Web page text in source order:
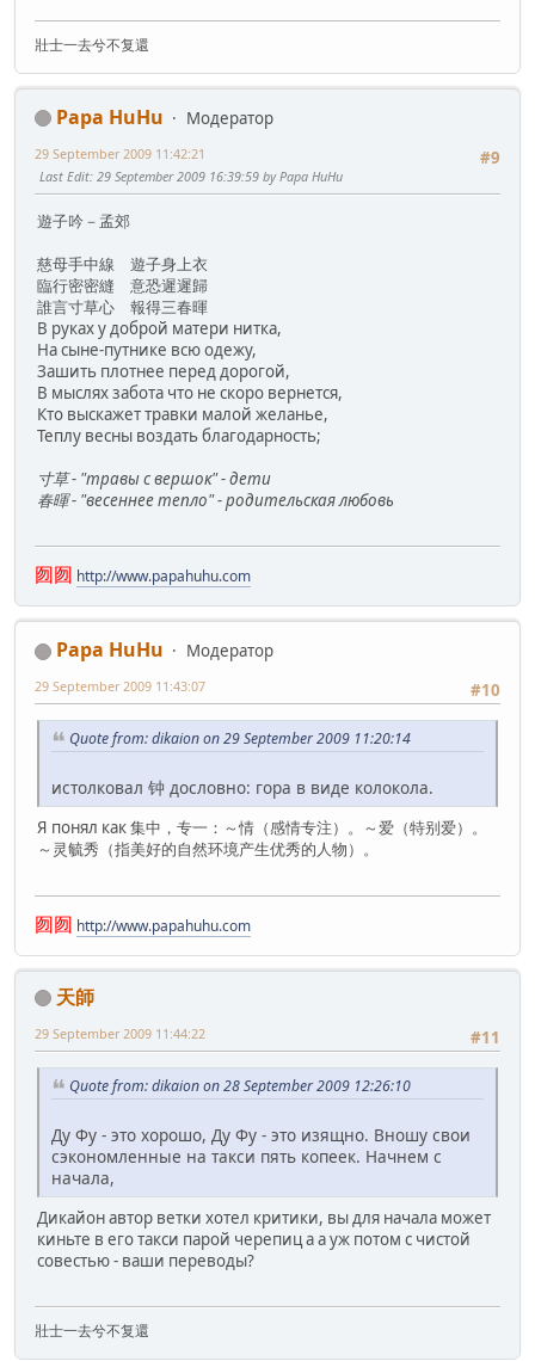
壯士一去兮不复還
Papa HuHu
Модератор
#9
29 September 2009 11:42:21
Last Edit: 29 September 2009 16:39:59 by Papa HuHu
遊子吟－孟郊
慈母手中線 遊子身上衣
臨行密密縫 意恐遲遲歸
誰言寸草心 報得三春暉
В руках у доброй матери нитка,
На сыне-путнике всю одежу,
Зашить плотнее перед дорогой,
В мыслях забота что не скоро вернется,
Кто выскажет травки малой желанье,
Теплу весны воздать благодарность;
寸草 - "травы с вершок" - дети
春暉 - "весеннее тепло" - родительская любовь
囫囫 http://www.papahuhu.com
Papa HuHu
Модератор
#10
29 September 2009 11:43:07
Quote from: dikaion on 29 September 2009 11:20:14
истолковал 钟 дословно: гора в виде колокола.
Я понял как 集中，专一：～情（感情专注）。～爱（特别爱）。
～灵毓秀（指美好的自然环境产生优秀的人物）。
囫囫 http://www.papahuhu.com
天師
#11
29 September 2009 11:44:22
Quote from: dikaion on 28 September 2009 12:26:10
Ду Фу - это хорошо, Ду Фу - это изящно. Вношу свои
сэкономленные на такси пять копеек. Начнем с
начала,
Дикайон автор ветки хотел критики, вы для начала может
киньте в его такси парой черепиц а а уж потом с чистой
совестью - ваши переводы?
壯士一去兮不复還